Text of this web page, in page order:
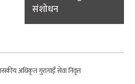
संशोधन